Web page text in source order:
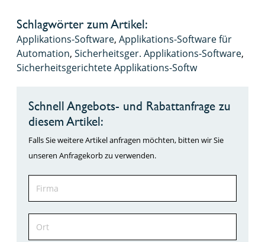
Schlagwörter zum Artikel:
Applikations-Software, Applikations-Software für
Automation, Sicherheitsger. Applikations-Software,
Sicherheitsgerichtete Applikations-Softw
Schnell Angebots- und Rabattanfrage zu
diesem Artikel:
Falls Sie weitere Artikel anfragen möchten, bitten wir Sie
unseren Anfragekorb zu verwenden.